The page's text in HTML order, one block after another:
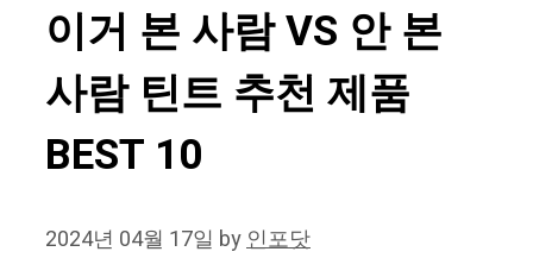
이거 본 사람 VS 안 본
사람 틴트 추천 제품
BEST 10
2024년 04월 17일 by인포닷